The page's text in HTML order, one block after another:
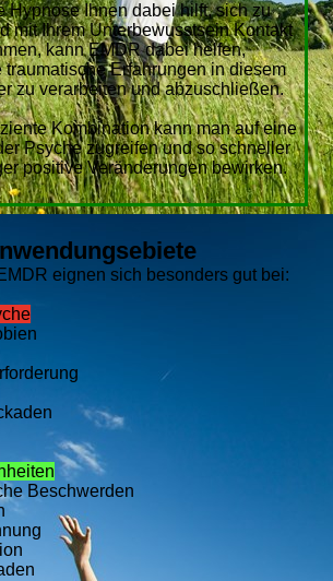
Hypnose Ihnen dabei hilft, sich zu
mit Ihrem Unterbewusstsein Kontakt
kann EMDR dabei helfen,
traumatische Erfahrungen in diesem
zu verarbeiten und abzuschließen.
Kombination kann man auf eine
Psyche zugreifen und so schneller
positive Veränderungen bewirken.
eignen sich besonders gut bei:
Beschwerden